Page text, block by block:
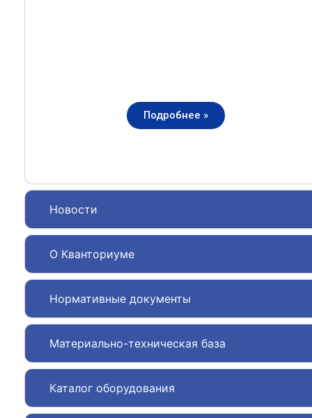
Новости
О Кванториуме
Нормативные документы
Материально-техническая база
Каталог оборудования
Подробнее »